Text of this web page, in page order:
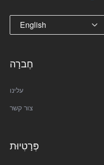
English
חֶברָה
עלינו
צור קשר
פְּרָטִיוּת